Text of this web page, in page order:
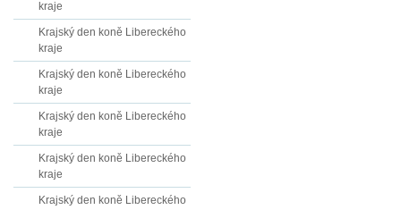
kraje
Krajský den koně Libereckého
kraje
Krajský den koně Libereckého
kraje
Krajský den koně Libereckého
kraje
Krajský den koně Libereckého
kraje
Krajský den koně Libereckého